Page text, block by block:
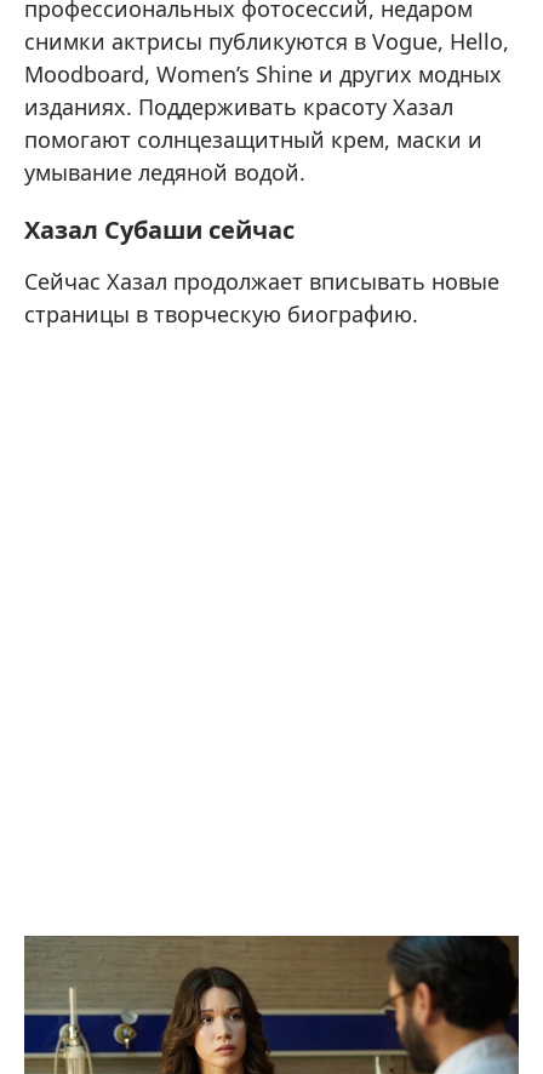
профессиональных фотосессий, недаром
снимки актрисы публикуются в Vogue, Hello,
Moodboard, Women’s Shine и других модных
изданиях. Поддерживать красоту Хазал
помогают солнцезащитный крем, маски и
умывание ледяной водой.
Хазал Субаши сейчас
Сейчас Хазал продолжает вписывать новые
страницы в творческую биографию.